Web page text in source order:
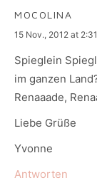
MOCOLINA
says:
15 Nov., 2012 at
Spieglein
im ganzen
Renaaade,
Liebe Grüße
Yvonne
Antworten